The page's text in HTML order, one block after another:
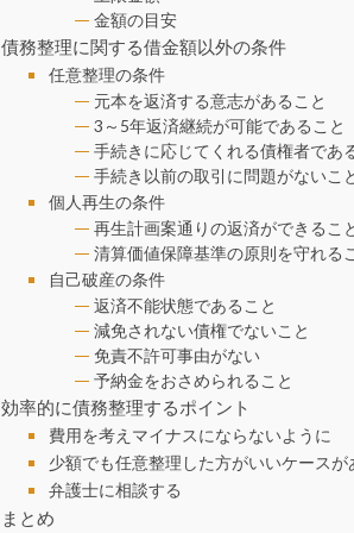
金額の目安
債務整理に関する借金額以外の条件
任意整理の条件
元本を返済する意志があること
3～5年返済継続が可能であること
手続きに応じてくれる債権者であ
手続き以前の取引に問題がないこ
個人再生の条件
再生計画案通りの返済ができるこ
清算価値保障基準の原則を守れる
自己破産の条件
返済不能状態であること
減免されない債権でないこと
免責不許可事由がない
予納金をおさめられること
効率的に債務整理するポイント
費用を考えマイナスにならないように
少額でも任意整理した方がいいケースが
弁護士に相談する
まとめ